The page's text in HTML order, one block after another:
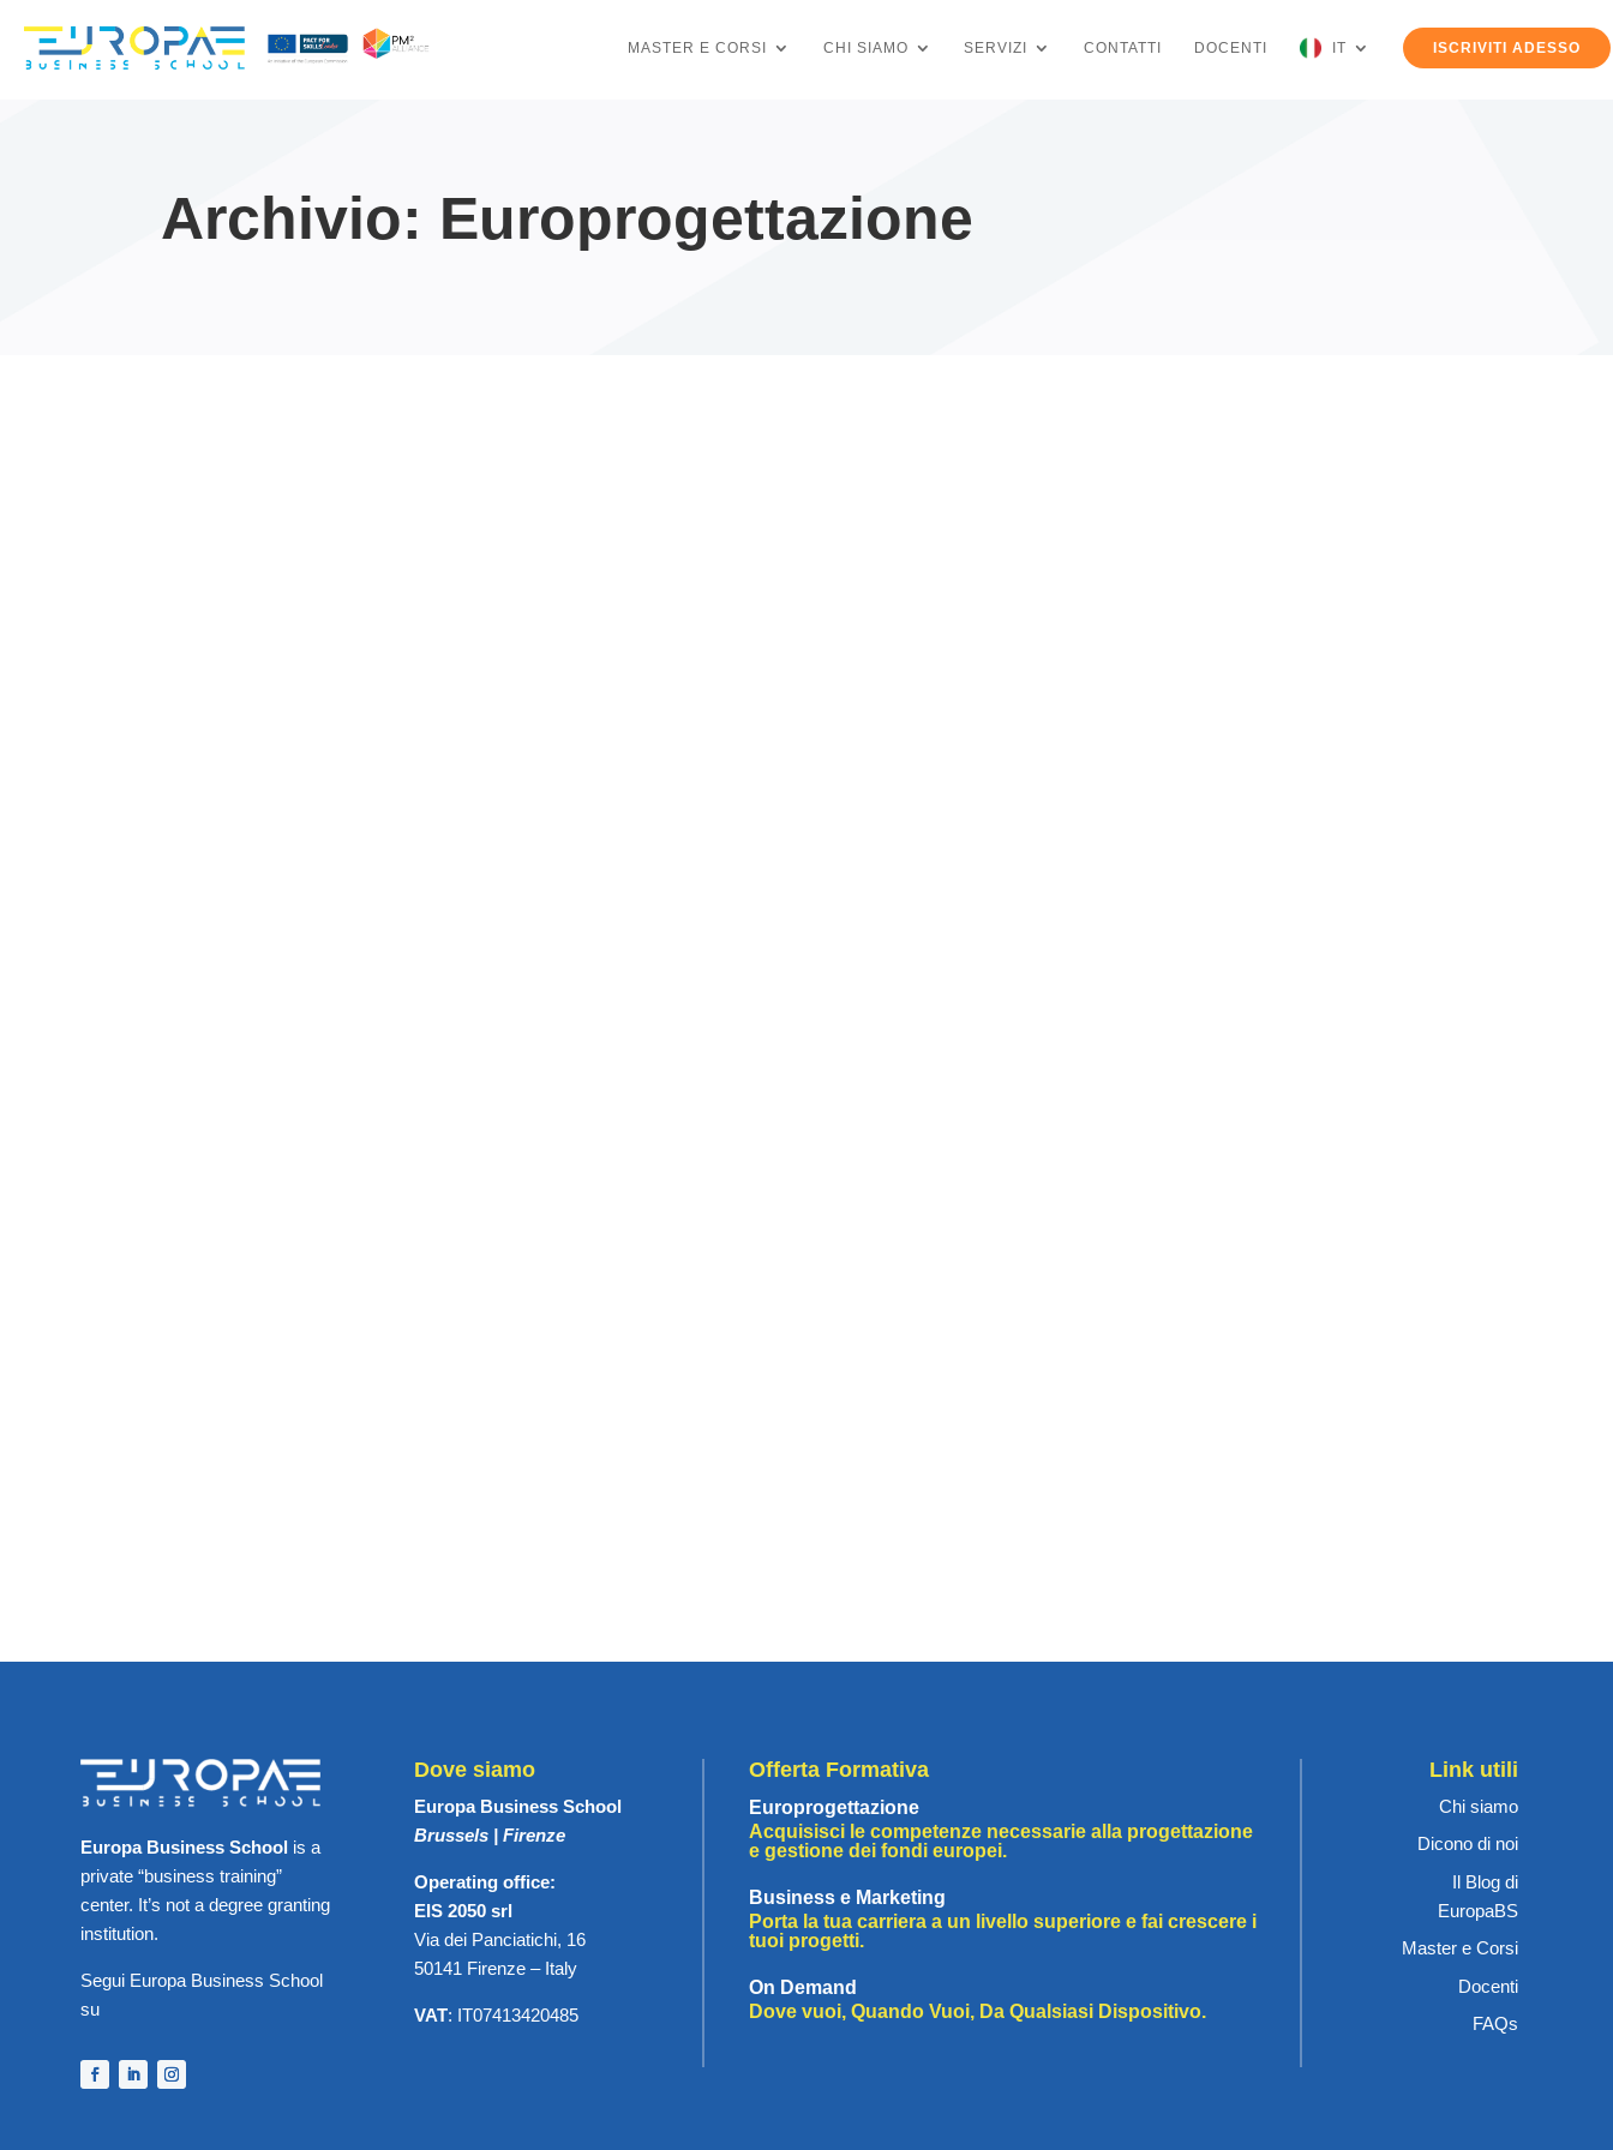
MASTER E CORSI CHI SIAMO SERVIZI CONTATTI DOCENTI IT ISCRIVITI ADESSO
Archivio: Europrogettazione
Europa Business School is a
private “business training”
center. It’s not a degree granting
institution.
Segui Europa Business School
su
Dove siamo
Europa Business School
Brussels | Firenze
Operating office:
EIS 2050 srl
Via dei Panciatichi, 16
50141 Firenze – Italy
VAT: IT07413420485
Offerta Formativa
Europrogettazione
Acquisisci le competenze necessarie alla progettazione
e gestione dei fondi europei.
Business e Marketing
Porta la tua carriera a un livello superiore e fai crescere i
tuoi progetti.
On Demand
Dove vuoi, Quando Vuoi, Da Qualsiasi Dispositivo.
Link utili
Chi siamo
Dicono di noi
Il Blog di
EuropaBS
Master e Corsi
Docenti
FAQs